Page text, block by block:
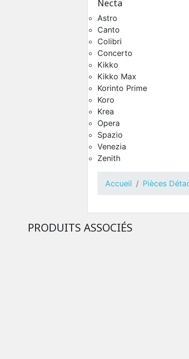
Toutes Pièces Détachées
Pièces Détachées
Necta
Astro
Canto
Colibri
Concerto
Kikko
Kikko Max
Korinto Prime
Koro
Krea
Opera
Spazio
Venezia
Zenith
Accueil Pièces
PRODUITS ASSOCIÉS